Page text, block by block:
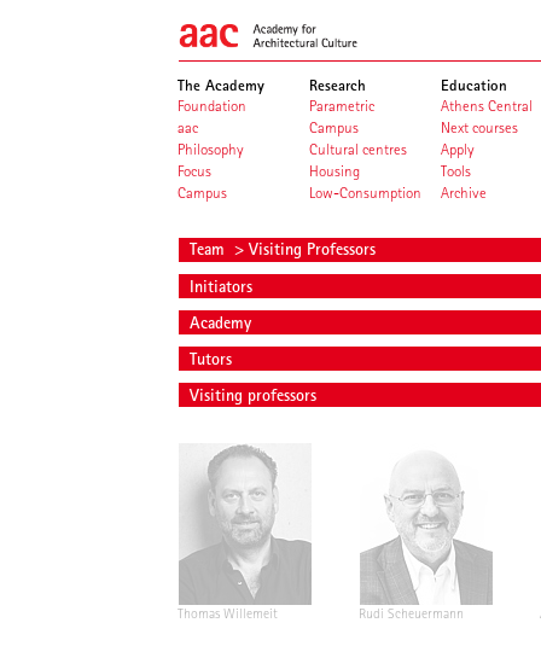
The Academy
Foundation
aac
Philosophy
Focus
Campus
Research
Parametric
Campus
Cultural centres
Housing
Low-Consumption
Education
Athens Central
Next courses
Apply
Tools
Archive
Team > Visiting Professors
Initiators
Academy
Tutors
Visiting professors
Thomas Willemeit Rudi Scheuermann